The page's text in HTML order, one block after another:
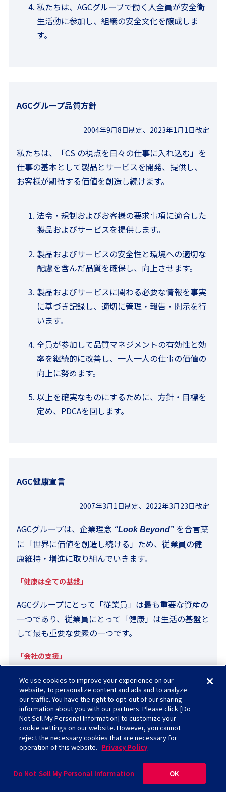
私たちは、AGCグループで働く人全員が安全衛
生活動に参加し、組織の安全文化を醸成しま
す。
AGCグループ品質方針
2004年9月8日制定、2023年1月1日改定
私たちは、「CS の視点を日々の仕事に入れ込む」を
仕事の基本として製品とサービスを開発、提供し、
お客様が期待する価値を創造し続けます。
法令・規制およびお客様の要求事項に適合した
製品およびサービスを提供します。
製品およびサービスの安全性と環境への適切な
配慮を含んだ品質を確保し、向上させます。
製品およびサービスに関わる必要な情報を事実
に基づき記録し、適切に管理・報告・開示を行
います。
全員が参加して品質マネジメントの有効性と効
率を継続的に改善し、一人一人の仕事の価値の
向上に努めます。
以上を確実なものにするために、方針・目標を
定め、PDCAを回します。
AGC健康宣言
2007年3月1日制定、2022年3月23日改定
AGCグループは、企業理念 “Look Beyond”を合言葉
に「世界に価値を創造し続ける」ため、従業員の健
康維持・増進に取り組んでいきます。
「健康は全ての基盤」
AGCグループにとって「従業員」は最も重要な資産の
一つであり、従業員にとって「健康」は生活の基盤と
して最も重要な要素の一つです。
「会社の支援」
AGCグループは、従業員の心身の健康保持増進に向け
た施策を積極的に行い、従業員が個々の能力を十分
発揮して会社発展の原動力となるとともに、各従業
員の生活が充実したものとなるよう支援します。
「従業員の自律」
健康の保持増進には従業員の健康に対する意識が不
可欠であり、従業員は「自らの健康は自ら守る」意
We use cookies to improve your experience on our
website, to personalize content and ads and to analyze
our traffic. You have the right to opt-out of our sharing
information about you with our partners. Please click [Do
Not Sell My Personal Information] to customize your
cookie settings on our website. However, you cannot
reject the necessary cookies that are necessary for
operation of this website. Privacy Policy
Do Not Sell My Personal Information OK